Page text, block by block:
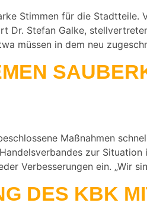
Stimmen für die Stadtteile.
Dr. Stefan Galke,
müssen in dem neu
Maßnahmen
zur
Verbesserungen ein. „Wir
DES KBK